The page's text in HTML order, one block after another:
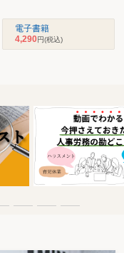
電子書籍
4,290円(税込)